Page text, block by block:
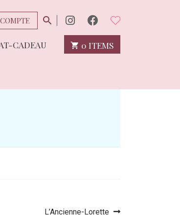
CADEAU 0 ITEMS
Article
L’Ancienne-Lorette